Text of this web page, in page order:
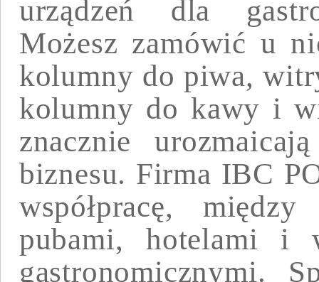
urządzeń dla
Możesz zamówić u
kolumny do piwa,
kolumny do kawy i
znacznie
biznesu. Firma IBC
współpracę,
pubami, hotelami i
gastronomicznymi.